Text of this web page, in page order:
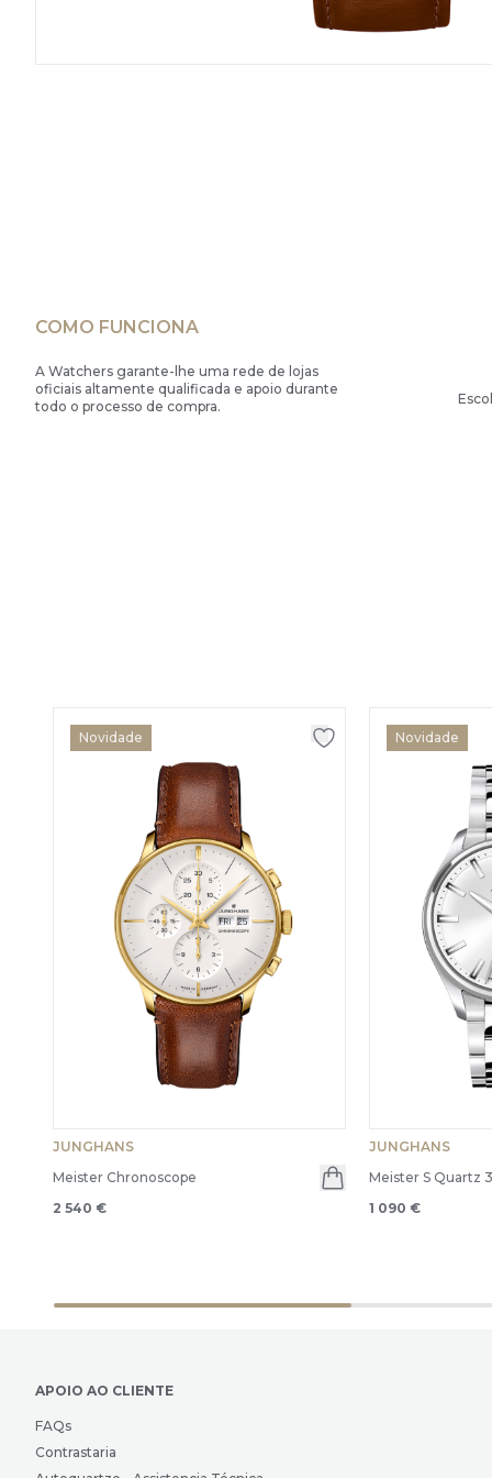
COMO FUNCIONA
A Watchers garante-lhe uma rede de lojas
oficiais altamente qualificada e apoio durante
todo o processo de compra.
Novidade
JUNGHANS
Meister Chronoscope
2 540 €
Novidade
JUNGHANS
Meister S Quartz
1 090 €
APOIO AO CLIENTE
FAQs
Contrastaria